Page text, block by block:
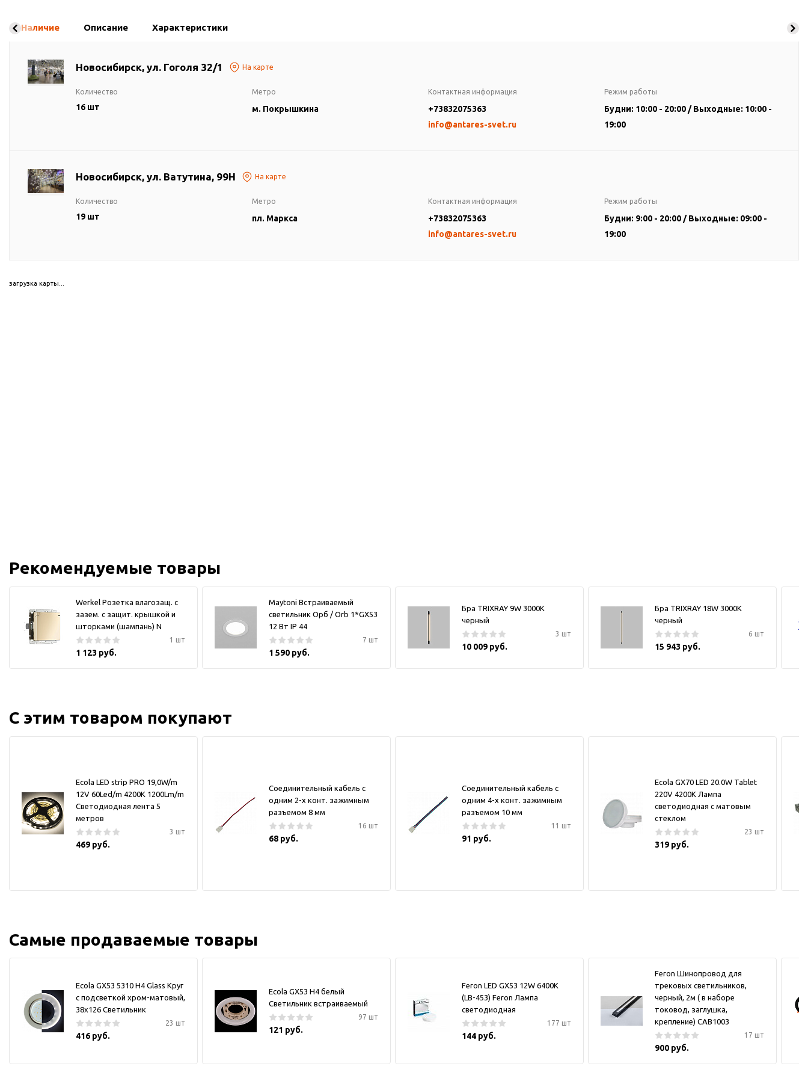
Наличие Описание Характеристики
Новосибирск, ул. Гоголя 32/1 На карте
Количество
16 шт
Метро
м. Покрышкина
Контактная информация
+73832075363
info@antares-svet.ru
Режим работы
Будни: 10:00 - 20:00 / Выходные: 10:00 -
19:00
Новосибирск, ул. Ватутина, 99Н На карте
Количество
19 шт
Метро
пл. Маркса
Контактная информация
+73832075363
info@antares-svet.ru
Режим работы
Будни: 9:00 - 20:00 / Выходные: 09:00 -
19:00
загрузка карты...
Рекомендуемые товары
Werkel Розетка влагозащ. с
зазем. с защит. крышкой и
шторками (шампань) N
1 шт
1 123 руб.
Maytoni Встраиваемый
светильник Орб / Orb 1*GX53
12 Вт IP 44
7 шт
1 590 руб.
Бра TRIXRAY 9W 3000К
черный
3 шт
10 009 руб.
Бра TRIXRAY 18W 3000К
черный
6 шт
15 943 руб.
С этим товаром покупают
Ecola LED strip PRO 19,0W/m
12V 60Led/m 4200K 1200Lm/m
Светодиодная лента 5
метров
3 шт
469 руб.
Соединительный кабель с
одним 2-х конт. зажимным
разъемом 8 мм
16 шт
68 руб.
Соединительный кабель с
одним 4-х конт. зажимным
разъемом 10 мм
11 шт
91 руб.
Ecola GX70 LED 20.0W Tablet
220V 4200K Лампа
светодиодная с матовым
стеклом
23 шт
319 руб.
Самые продаваемые товары
Ecola GX53 5310 H4 Glass Круг
с подсветкой хром-матовый,
38x126 Светильник
23 шт
416 руб.
Ecola GX53 H4 белый
Светильник встраиваемый
97 шт
121 руб.
Feron LED GX53 12W 6400K
(LB-453) Feron Лампа
светодиодная
177 шт
144 руб.
Feron Шинопровод для
трековых светильников,
черный, 2м ( в наборе
токовод, заглушка,
крепление) CAB1003
17 шт
900 руб.